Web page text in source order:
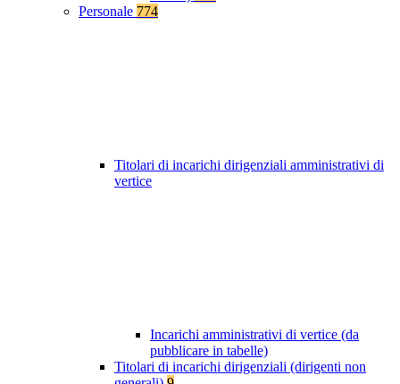
Personale 774
Titolari di incarichi dirigenziali amministrativi di
vertice
Incarichi amministrativi di vertice (da
pubblicare in tabelle)
Titolari di incarichi dirigenziali (dirigenti non